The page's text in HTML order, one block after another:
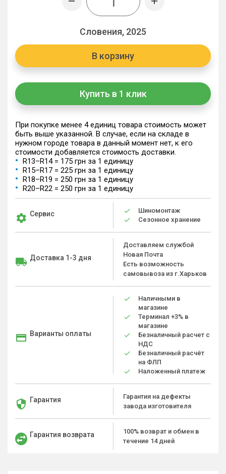
Словения, 2025
В корзину
Купить в 1 клик
При покупке менее 4 единиц товара стоимость может
быть выше указанной. В случае, если на складе в
нужном городе товара в данный момент нет, к его
стоимости добавляется стоимость доставки.
R13–R14 = 175 грн за 1 единицу
R15–R17 = 225 грн за 1 единицу
R18–R19 = 250 грн за 1 единицу
R20–R22 = 250 грн за 1 единицу
Сервис
Шиномонтаж
Сезонное хранение
Доставка 1-3 дня
Доставляем службой
Новая Почта
Есть возможность
самовывоза из г.Харьков
Варианты оплаты
Наличными в
магазине
Терминал +3% в
магазине
Безналичный расчет с
НДС
Безналичный расчёт
на ФЛП
Наложенный платеж
Гарантия
Гарантия на дефекты
завода изготовителя
Гарантия возврата
100% возврат и обмен в
течение 14 дней